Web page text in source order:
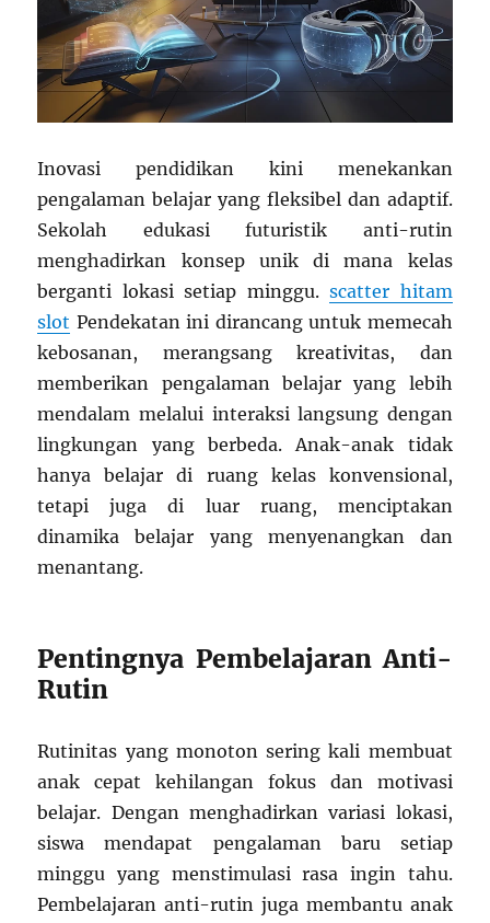
Inovasi pendidikan kini menekankan
pengalaman belajar yang fleksibel dan adaptif.
Sekolah edukasi futuristik anti-rutin
menghadirkan konsep unik di mana kelas
berganti lokasi setiap minggu.scatter hitam
slot Pendekatan ini dirancang untuk memecah
kebosanan, merangsang kreativitas, dan
memberikan pengalaman belajar yang lebih
mendalam melalui interaksi langsung dengan
lingkungan yang berbeda. Anak-anak tidak
hanya belajar di ruang kelas konvensional,
tetapi juga di luar ruang, menciptakan
dinamika belajar yang menyenangkan dan
menantang.
Pentingnya Pembelajaran Anti-
Rutin
Rutinitas yang monoton sering kali membuat
anak cepat kehilangan fokus dan motivasi
belajar. Dengan menghadirkan variasi lokasi,
siswa mendapat pengalaman baru setiap
minggu yang menstimulasi rasa ingin tahu.
Pembelajaran anti-rutin juga membantu anak